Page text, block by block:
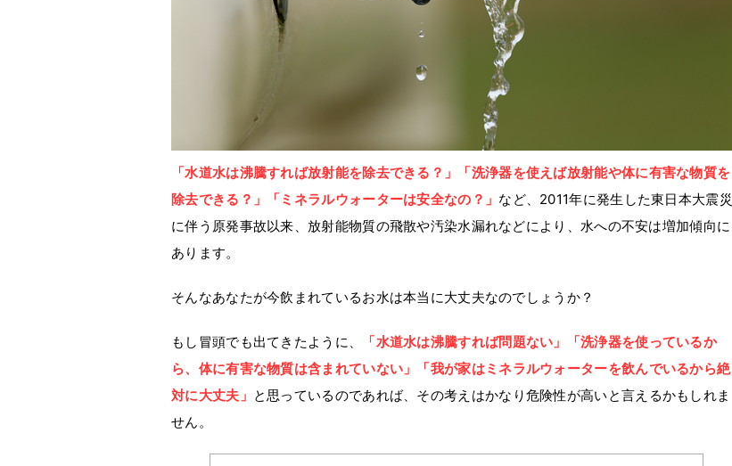
「水道水は沸騰すれば放射能を除去できる？」
「洗浄器を使えば放射能や体に有害な物質を
除去できる？」
「ミネラルウォーターは安全なの？」 など、2011年に発生した東日本大震災
に伴う原発事故以来、放射能物質の飛散や汚染水漏れなどにより、水への不安は増加傾向に
あります。
そんなあなたが今飲まれているお水は本当に大丈夫なのでしょうか？
もし冒頭でも出てきたように、 「水道水は沸騰すれば問題ない」
「洗浄器を使っているか
ら、体に有害な物質は含まれていない」
「我が家はミネラルウォーターを飲んでいるから絶
対に大丈夫」 と思っているのであれば、その考えはかなり危険性が高いと言えるかもしれま
せん。